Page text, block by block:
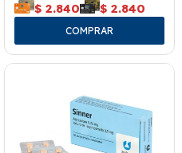
$ 2.840 $ 2.840